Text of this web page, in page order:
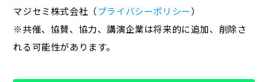
マジセミ株式会社（プライバシーポリシー）
※共催、協賛、協力、講演企業は将来的に追加、削除さ
れる可能性があります。